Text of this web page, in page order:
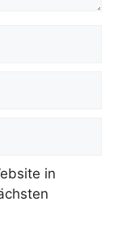
in